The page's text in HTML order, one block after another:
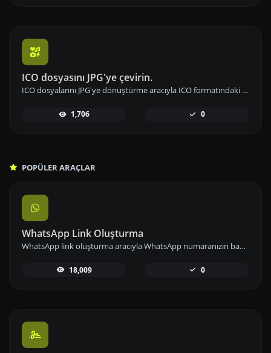
ICO dosyasını JPG'ye çevirin.
ICO dosyalarını JPG'ye dönüştürme aracıyla ICO formatındaki resimleri hızlıca JPG'ye çevirin ve paylaşın.
1,706 0
POPÜLER ARAÇLAR
WhatsApp Link Oluşturma
WhatsApp link oluşturma aracıyla WhatsApp numaranızın bağlantısını önceden tanımlanmış mesajlarla paylaşarak iletişimi kolaylaştırın.
18,009 0